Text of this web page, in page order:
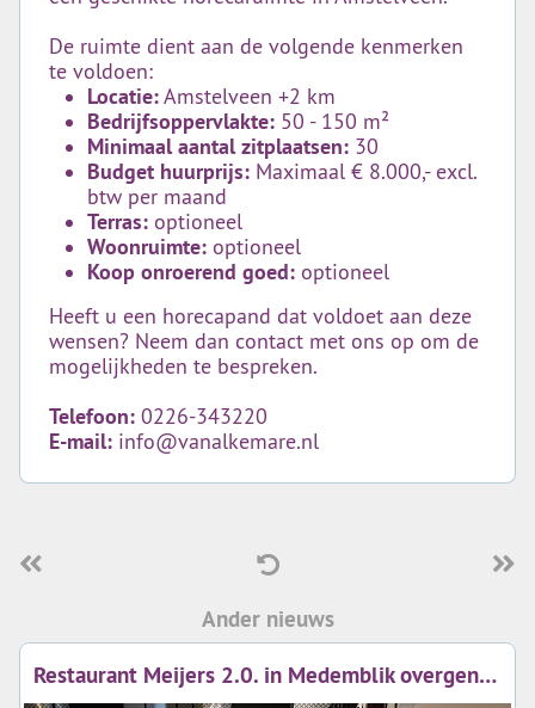
De ruimte dient aan de volgende kenmerken
te voldoen:
Locatie:Amstelveen +2 km
Bedrijfsoppervlakte: 50 - 150 m²
Minimaal aantal zitplaatsen: 30
Budget huurprijs: Maximaal € 8.000,- excl.
btw per maand
Terras: optioneel
Woonruimte: optioneel
Koop onroerend goed: optioneel
Heeft u een horecapand dat voldoet aan deze
wensen? Neem dan contact met ons op om de
mogelijkheden te bespreken.
Telefoon: 0226-343220
E-mail: info@vanalkemare.nl
Ander nieuws
Restaurant Meijers 2.0. in Medemblik overgenomen door Bas Varga (voorheen Chef Merlet Schoorl)